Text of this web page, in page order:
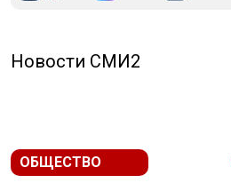
Новости СМИ2
ОБЩЕСТВО